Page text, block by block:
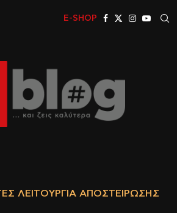
E-SHOP
ΛΕΙΤΟΥΡΓΊΑ ΑΠΟΣΤΕΊΡΩΣΗΣ